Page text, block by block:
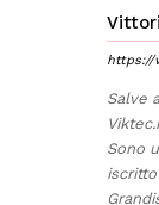
https://
Salve
Sono